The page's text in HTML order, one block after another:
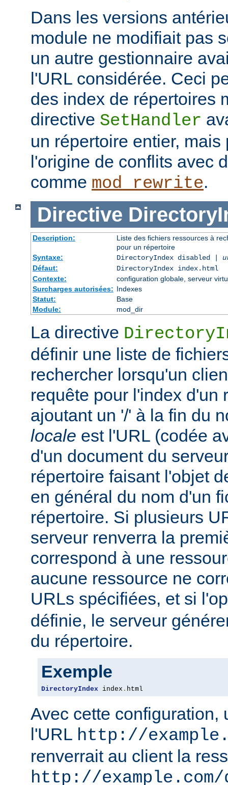
Dans les versions
module ne modifiait pas
un autre gestionnaire
l'URL considérée. Ceci
des index de répertoires
directive SetHandler
un répertoire entier,
l'origine de conflits avec
comme mod_rewrite.
Directive
Description:
Liste des fichiers ressources à
pour un répertoire
Syntaxe:
DirectoryIndex disabled |
Défaut:
DirectoryIndex index.html
Contexte:
configuration globale, serveur
Surcharges autorisées: Indexes
Statut:
Base
Module:
mod_dir
La directive
définir une liste de
rechercher lorsqu'un
requête pour l'index d'un
ajoutant un '/' à la fin du
locale est l'URL (codée
d'un document du
répertoire faisant l'objet
en général du nom d'un
répertoire. Si plusieurs
serveur renverra la
correspond à une
aucune ressource ne
URLs spécifiées, et si
définie, le serveur
du répertoire.
Exemple
DirectoryIndex index . html
Avec cette configuration,
l'URL http://
renverrait au client la
http://